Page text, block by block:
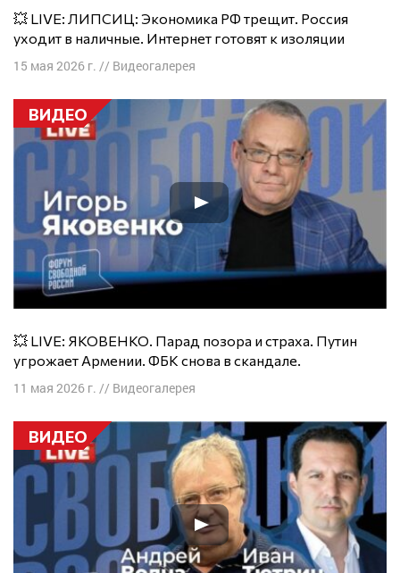
💥 LIVE: ЛИПСИЦ: Экономика РФ трещит. Россия
уходит в наличные. Интернет готовят к изоляции
15 мая 2026 г. // Видеогалерея
ВИДЕО
💥 LIVE: ЯКОВЕНКО. Парад позора и страха. Путин
угрожает Армении. ФБК снова в скандале.
11 мая 2026 г. // Видеогалерея
ВИДЕО